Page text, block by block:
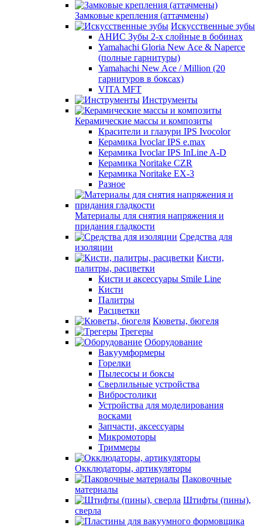
Замковые крепления (аттачмены)
Искусственные зубы
АНИС Зубы 2-х слойные в бобинах
Yamahachi Gloria New Ace & Naperce
(полные гарнитуры)
Yamahachi New Ace / Million (20
гарнитуров в боксах)
VITA MFT
Инструменты
Керамические массы и композиты
Красители и глазури IPS Ivocolor
Керамика Ivoclar IPS e.max
Керамика Ivoclar IPS InLine A-D
Керамика Noritake CZR
Керамика Noritake EX-3
Разное
Материалы для снятия напряжения и
придания гладкости
Средства для
изоляции
Кисти,
палитры, расцветки
Кисти и аксессуары Smile Line
Кисти
Палитры
Расцветки
Кюветы, бюгеля
Трегеры
Оборудование
Вакуумформеры
Горелки
Пылесосы и боксы
Сверлильные устройства
Вибростолики
Устройства для моделирования
восками
Запчасти, аксессуары
Микромоторы
Триммеры
Окклюдаторы, артикуляторы
Паковочные
материалы
Штифты (пины),
сверла